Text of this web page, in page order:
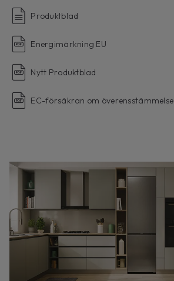
Produktblad
Energimärkning EU
Nytt Produktblad
EC-försäkran om överensstämmelse